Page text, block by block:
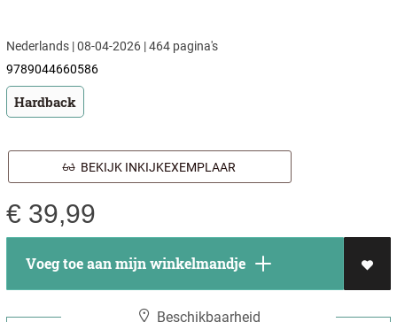
Nederlands | 08-04-2026 | 464 pagina's
9789044660586
Hardback
BEKIJK INKIJKEXEMPLAAR
€ 39,99
Voeg toe aan mijn winkelmandje
Beschikbaarheid